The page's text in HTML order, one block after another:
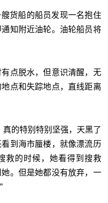
货船的船员发现一名抱住
知附近油轮。油轮船员将
点脱水，但意识清醒，无
点和失踪地点，直线距离
的特别特别坚强，天黑了
到海市蜃楼，就像漂流历
的时候，她看得到搜救
。但是她都没有放弃，一